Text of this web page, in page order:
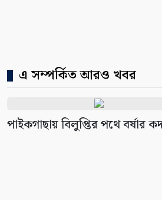
এ সম্পর্কিত আরও খবর
পাইকগাছায় বিলুপ্তির পথে বর্ষার